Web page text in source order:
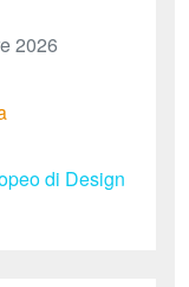
2026
di Design